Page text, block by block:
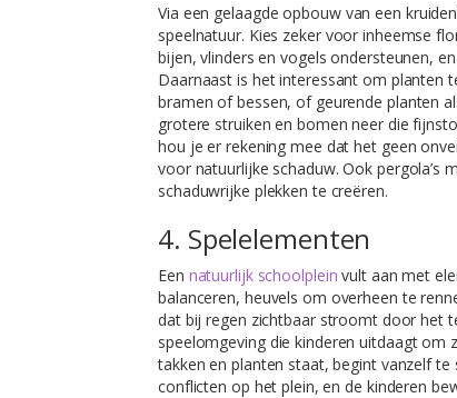
Via een gelaagde opbouw van een
speelnatuur. Kies zeker voor inheemse
bijen, vlinders en vogels ondersteunen,
Daarnaast is het interessant om planten
bramen of bessen, of geurende planten
grotere struiken en bomen neer die
hou je er rekening mee dat het geen
voor natuurlijke schaduw. Ook pergola’s
schaduwrijke plekken te creëren.
4. Spelelementen
Een natuurlijk schoolplein vult aan met
balanceren, heuvels om overheen te
dat bij regen zichtbaar stroomt door het
speelomgeving die kinderen uitdaagt om
takken en planten staat, begint vanzelf
conflicten op het plein, en de kinderen